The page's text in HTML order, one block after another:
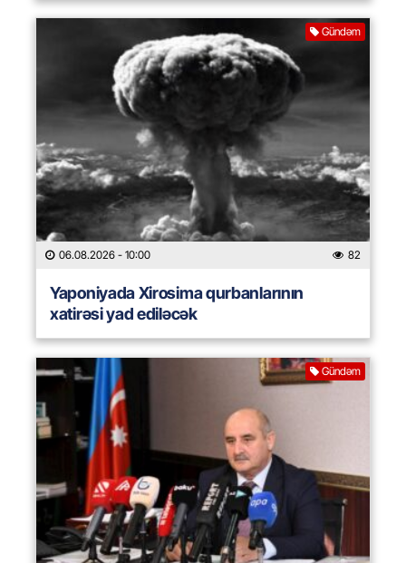
Gündəm
06.08.2026 - 10:00 82
Yaponiyada Xirosima qurbanlarının
xatirəsi yad ediləcək
Gündəm